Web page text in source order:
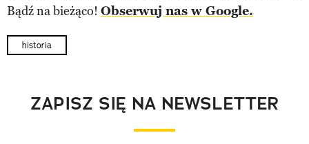
Bądź na bieżąco! Obserwuj nas w Google.
historia
ZAPISZ SIĘ NA NEWSLETTER